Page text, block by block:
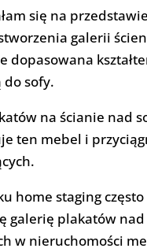
się na
galerii
dopasowana
do sofy.
na ścianie nad
ten mebel i
home staging często
galerię plakatów
w nieruchomości